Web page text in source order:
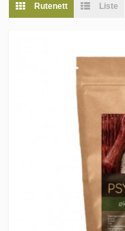
Rutenett Liste